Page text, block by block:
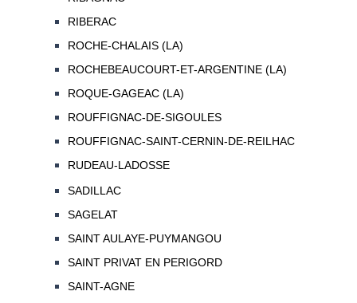
RIBERAC
ROCHE-CHALAIS (LA)
ROCHEBEAUCOURT-ET-ARGENTINE (LA)
ROQUE-GAGEAC (LA)
ROUFFIGNAC-DE-SIGOULES
ROUFFIGNAC-SAINT-CERNIN-DE-REILHAC
RUDEAU-LADOSSE
SADILLAC
SAGELAT
SAINT AULAYE-PUYMANGOU
SAINT PRIVAT EN PERIGORD
SAINT-AGNE